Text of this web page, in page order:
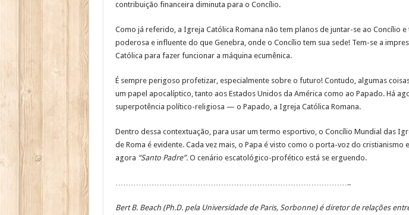
contribuição financeira diminuta para o Concílio.
Como já referido, a Igreja Católica Romana não tem planos de juntar-se ao Concílio
poderosa e influente do que Genebra, onde o Concílio tem sua sede! Tem-se a
Católica para fazer funcionar a máquina ecumênica.
É sempre perigoso profetizar, especialmente sobre o futuro! Contudo, algumas
um papel apocalíptico, tanto aos Estados Unidos da América como ao Papado. Há
superpotência político-religiosa — o Papado, a Igreja Católica Romana.
Dentro dessa contextuação, para usar um termo esportivo, o Concílio Mundial das
de Roma é evidente. Cada vez mais, o Papa é visto como o porta-voz do
agora “Santo Padre”.O cenário escatológico-profético está se erguendo.
………………………………………………………………………………..
Bert B. Beach (Ph.D. pela Universidade de Paris, Sorbonne) é diretor de relações